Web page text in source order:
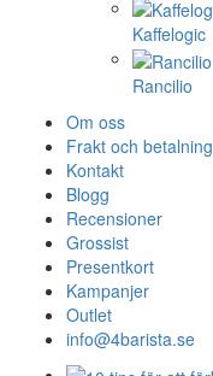
Kaffelogic
Rancilio
Om oss
Frakt och betalning
Kontakt
Blogg
Recensioner
Grossist
Presentkort
Kampanjer
Outlet
info@4barista.se